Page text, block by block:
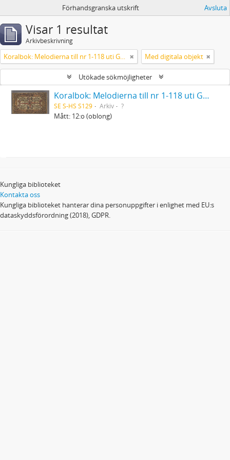
Förhandsgranska utskrift Avsluta
Visar 1 resultat
Arkivbeskrivning
Koralbok: Melodierna till nr 1-118 uti Gamla Psalmboken, enstämmigt satta Med digitala objekt
Utökade sökmöjligheter
Koralbok: Melodierna till nr 1-118 uti Gamla Psalmboken, enstämmigt satta
SE S-HS S129 Arkiv ?
Mått: 12:o (oblong)
Kungliga biblioteket
Kontakta oss
Kungliga biblioteket hanterar dina personuppgifter i enlighet med EU:s
dataskyddsförordning (2018), GDPR.